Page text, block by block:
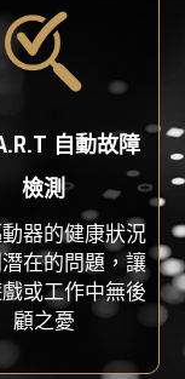
自動故障
檢測
器的健康狀況
在的問題，讓
或工作中無後
顧之憂